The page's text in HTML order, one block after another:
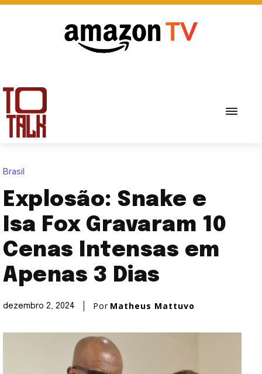
Brasil
Explosão: Snake e
Isa Fox Gravaram 10
Cenas Intensas em
Apenas 3 Dias
dezembro 2, 2024 Por Matheus Mattuvo